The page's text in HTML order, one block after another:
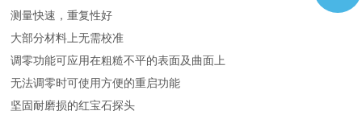
测量快速，重复性好
大部分材料上无需校准
调零功能可应用在粗糙不平的表面及曲面上
无法调零时可使用方便的重启功能
坚固耐磨损的红宝石探头